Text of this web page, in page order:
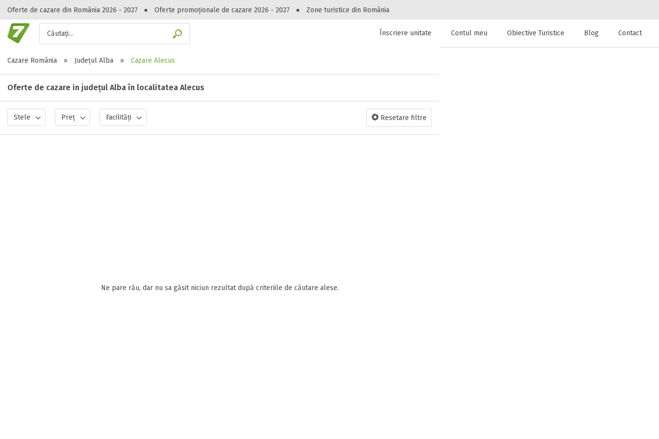
Oferte de cazare din România 2026 - 2027 Oferte promoționale de cazare 2026 - 2027 Zone turistice din România
Căutați...
Peste 10549 oferte de cazare!
Gasești hoteluri, pensiuni, vile, apartamente sau alte unitați de cazare la
Înscriere unitate Contul meu Obiective Turistice Blog Contact
Cazare România
» Județul Alba » Cazare Alecus
Oferte de cazare in județul Alba în localitatea Alecus
Stele Preț Facilități Resetare filtre
Ne pare rău, dar nu sa găsit niciun rezultat după criteriile de căutare alese.